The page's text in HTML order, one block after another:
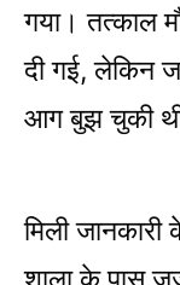
गया। तत्काल
दी गई, लेकिन
आग बुझ चुकी
मिली जानकारी